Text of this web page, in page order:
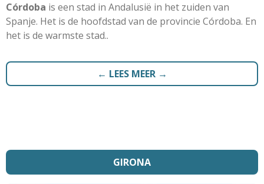
Córdoba is een stad in Andalusië in het zuiden van
Spanje. Het is de hoofdstad van de provincie Córdoba. En
het is de warmste stad..
← LEES MEER →
GIRONA